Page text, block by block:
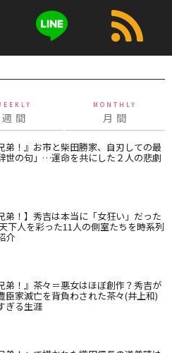
週 間
MONTHLY
月 間
弟！』お市と柴田勝家、自刃しての最
世の句」…運命を共にした２人の悲劇
弟！】秀吉は本当に「女狂い」だった
下人を彩った11人の側室たちを時系列
介
弟！』茶々＝悪女はほぼ創作？秀吉が
臣家滅亡を背負わされた茶々(井上和)
ぎる生涯